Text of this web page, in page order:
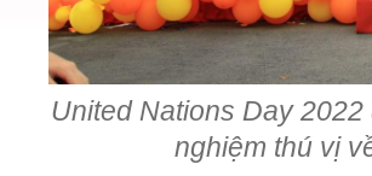
United Nations Day
nghiệm thú vị